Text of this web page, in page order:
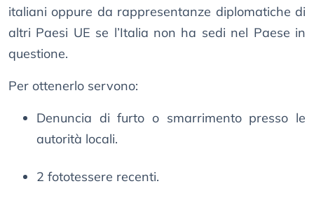
italiani oppure da rappresentanze diplomatiche di
altri Paesi UE se l’Italia non ha sedi nel Paese in
questione.
Per ottenerlo servono:
Denuncia di furto o smarrimento presso le
autorità locali.
2 fototessere recenti.